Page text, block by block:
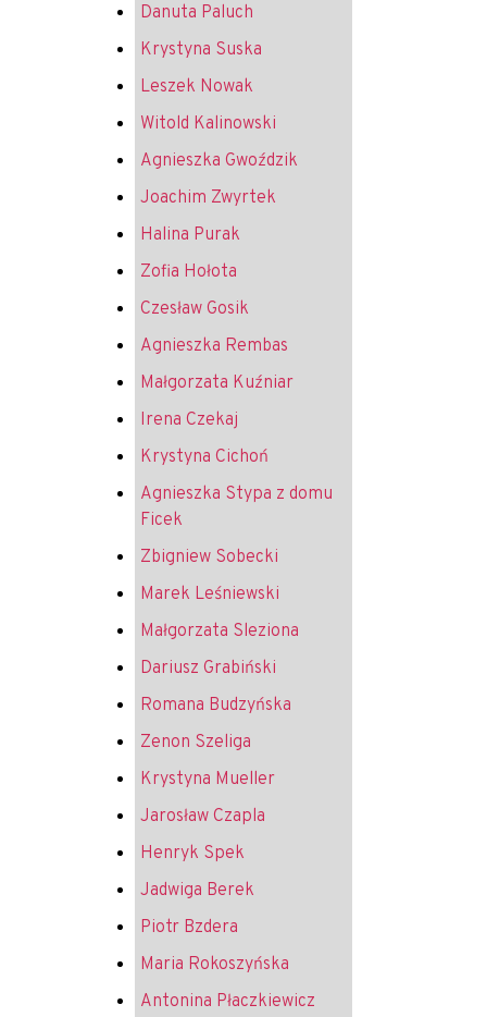
Danuta Paluch
Krystyna Suska
Leszek Nowak
Witold Kalinowski
Agnieszka Gwoździk
Joachim Zwyrtek
Halina Purak
Zofia Hołota
Czesław Gosik
Agnieszka Rembas
Małgorzata Kuźniar
Irena Czekaj
Krystyna Cichoń
Agnieszka Stypa z domu
Ficek
Zbigniew Sobecki
Marek Leśniewski
Małgorzata Sleziona
Dariusz Grabiński
Romana Budzyńska
Zenon Szeliga
Krystyna Mueller
Jarosław Czapla
Henryk Spek
Jadwiga Berek
Piotr Bzdera
Maria Rokoszyńska
Antonina Płaczkiewicz